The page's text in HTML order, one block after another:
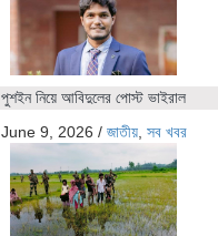
পুশইন নিয়ে আবিদুলের পোস্ট ভাইরাল
June 9, 2026 / জাতীয়, সব খবর